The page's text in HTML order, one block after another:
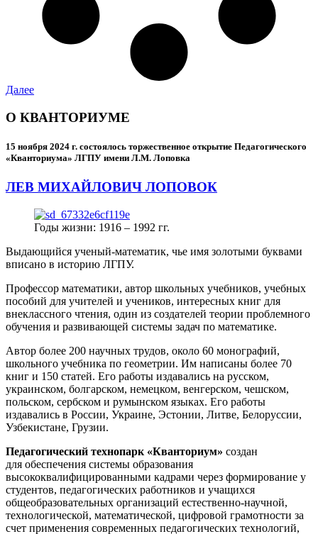
Далее
О КВАНТОРИУМЕ
15 ноября 2024 г. состоялось торжественное открытие Педагогического
«Кванториума» ЛГПУ имени Л.М. Лоповка
ЛЕВ МИХАЙЛОВИЧ ЛОПОВОК
Годы жизни: 1916 – 1992 гг.
Выдающийся ученый-математик, чье имя золотыми буквами
вписано в историю ЛГПУ.
Профессор математики, автор школьных учебников, учебных
пособий для учителей и учеников, интересных книг для
внеклассного чтения, один из создателей теории проблемного
обучения и развивающей системы задач по математике.
Автор более 200 научных трудов, около 60 монографий,
школьного учебника по геометрии. Им написаны более 70
книг и 150 статей. Его работы издавались на русском,
украинском, болгарском, немецком, венгерском, чешском,
польском, сербском и румынском языках. Его работы
издавались в России, Украине, Эстонии, Литве, Белоруссии,
Узбекистане, Грузии.
Педагогический технопарк «Кванториум» создан
для обеспечения системы образования
высококвалифицированными кадрами через формирование у
студентов, педагогических работников и учащихся
общеобразовательных организаций естественно-научной,
технологической, математической, цифровой грамотности за
счет применения современных педагогических технологий,